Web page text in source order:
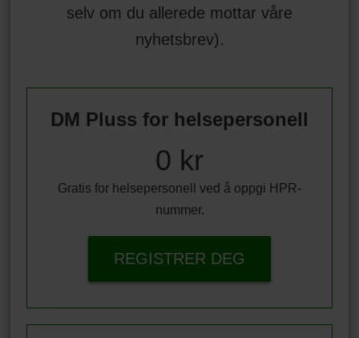
selv om du allerede mottar våre
nyhetsbrev).
DM Pluss for helsepersonell
0 kr
Gratis for helsepersonell ved å oppgi HPR-
nummer.
REGISTRER DEG